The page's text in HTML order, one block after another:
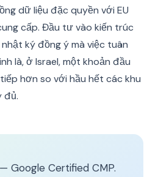
dữ liệu đặc quyền với EU
cấp. Đầu tư vào kiến trúc
ký đồng ý mà việc tuân
là, ở Israel, một khoản đầu
hơn so với hầu hết các khu
đủ.
— Google Certified CMP.